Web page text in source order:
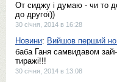
От сиджу і думаю - чи то
до другої))
30 січня, 2014 в 16:28
Новини: Вийшов перший
баба Ганя самвидавом
тиражі!!!
30 січня, 2014 в 13:08